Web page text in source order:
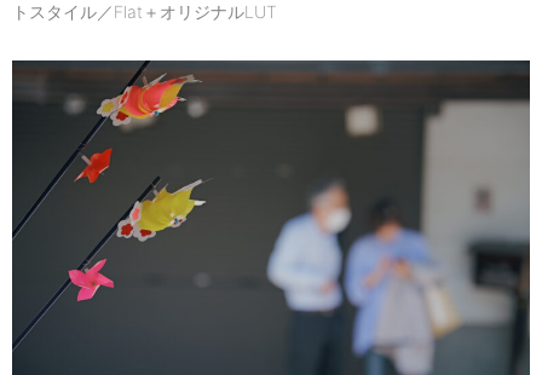
トスタイル／Flat＋オリジナルLUT